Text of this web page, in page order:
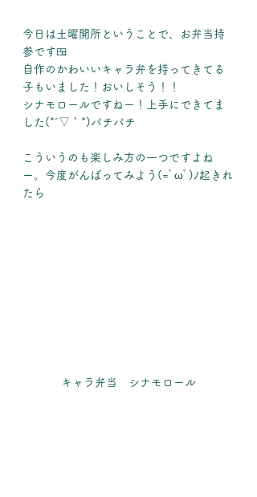
今日は土曜開所ということで、お弁当持
参です🍱
自作のかわいいキャラ弁を持ってきてる
子もいました！おいしそう！！
シナモロールですねー！上手にできてま
した(*´▽｀*)パチパチ
こういうのも楽しみ方の一つですよね
ー。今度がんばってみよう(=ﾟωﾟ)ﾉ起きれ
たら
キャラ弁当　シナモロール